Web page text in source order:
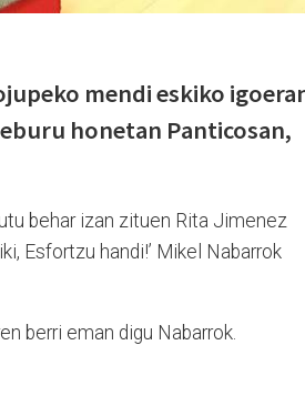
mendi eskiko
honetan Panticosan,
behar izan zituen Rita Jimenez
Esfortzu handi!’ Mikel Nabarrok
berri eman digu